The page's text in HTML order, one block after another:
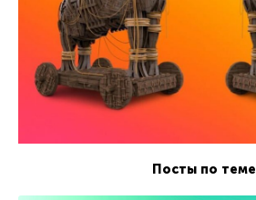
Посты по теме